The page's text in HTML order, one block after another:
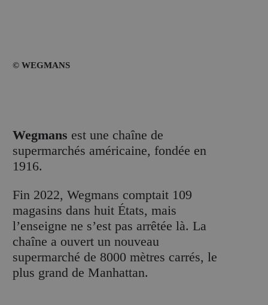
© WEGMANS
Wegmans est une chaîne de
supermarchés américaine, fondée en
1916.
Fin 2022, Wegmans comptait 109
magasins dans huit États, mais
l’enseigne ne s’est pas arrêtée là. La
chaîne a ouvert un nouveau
supermarché de 8000 mètres carrés, le
plus grand de Manhattan.